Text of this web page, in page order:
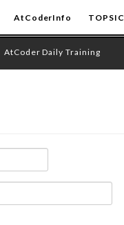
AtCoderInfo TOPSIC
AtCoder Daily Training